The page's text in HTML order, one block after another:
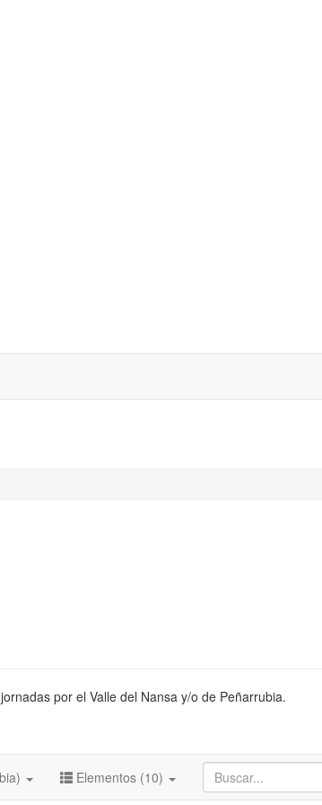
por el Valle del Nansa y/o de Peñarrubia.
Elementos (10)